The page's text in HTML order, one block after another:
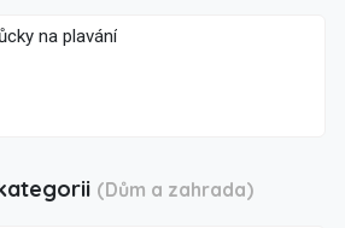
na plavání
(Dům a zahrada)